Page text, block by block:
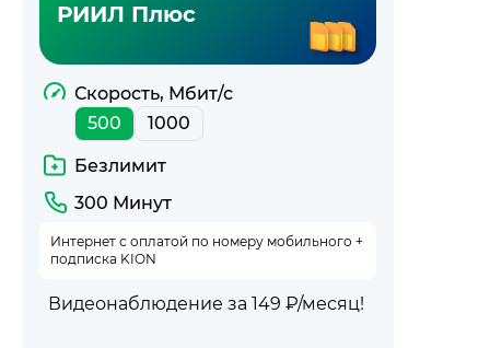
РИИЛ Плюс
Скорость, Мбит/с
500
1000
Безлимит
300 Минут
Интернет с оплатой по номеру мобильного +
подписка KION
Видеонаблюдение за 149 ₽/месяц!